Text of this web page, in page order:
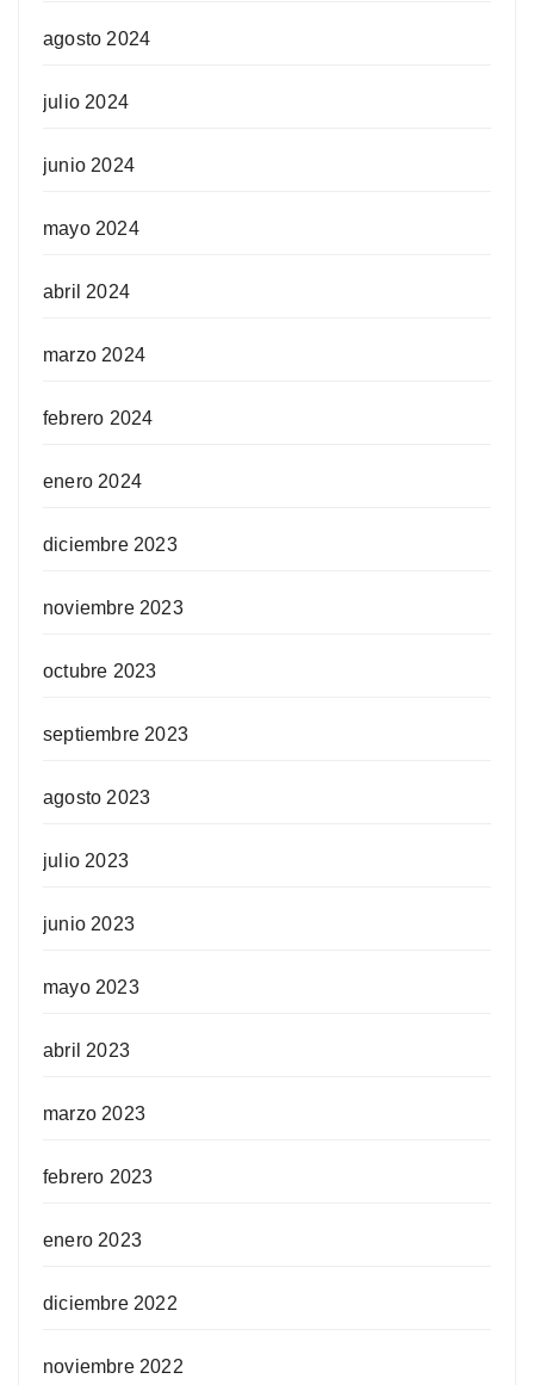
agosto 2024
julio 2024
junio 2024
mayo 2024
abril 2024
marzo 2024
febrero 2024
enero 2024
diciembre 2023
noviembre 2023
octubre 2023
septiembre 2023
agosto 2023
julio 2023
junio 2023
mayo 2023
abril 2023
marzo 2023
febrero 2023
enero 2023
diciembre 2022
noviembre 2022